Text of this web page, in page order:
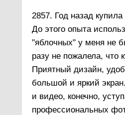
2857. Год назад
До этого опыта
"яблочных" у меня не
разу не пожалела, что
Приятный дизайн,
большой и яркий
и видео, конечно,
профессиональных